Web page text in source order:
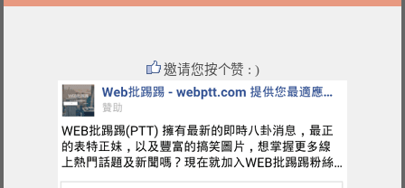
邀请您按个赞 : )